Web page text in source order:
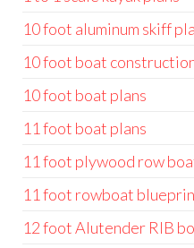
10 foot aluminum skiff
10 foot boat
10 foot boat plans
11 foot boat plans
11 foot plywood row
11 foot rowboat
12 foot Alutender RIB